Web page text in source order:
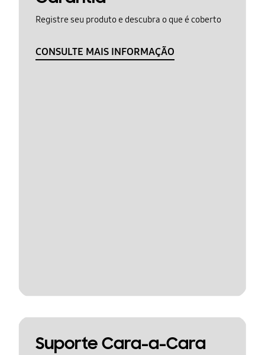
Registre seu produto e descubra o que é coberto
CONSULTE MAIS INFORMAÇÃO
Suporte Cara-a-Cara